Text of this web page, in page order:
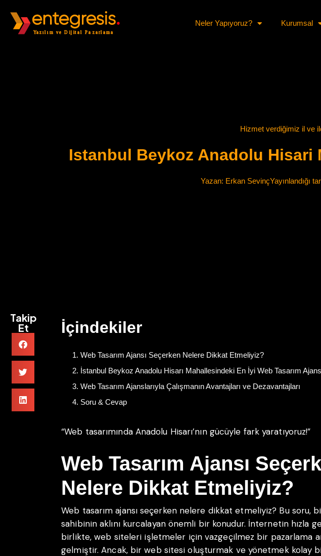
Neler Yapıyoruz? Kurumsal
Hizmet verdiğimiz il ve
Istanbul Beykoz Anadolu Hisari
Yazan: Erkan SevinçYayınlandığı
Takip
Et
İçindekiler
Web Tasarım Ajansı Seçerken Nelere Dikkat Etmeliyiz?
İstanbul Beykoz Anadolu Hisarı Mahallesindeki En İyi Web Tasarım
Web Tasarım Ajanslarıyla Çalışmanın Avantajları ve Dezavantajları
Soru & Cevap
“Web tasarımında Anadolu Hisarı’nın gücüyle fark yaratıyoruz!”
Web Tasarım Ajansı
Nelere Dikkat Etmeliyiz?
Web tasarım ajansı seçerken nelere dikkat etmeliyiz? Bu soru,
sahibinin aklını kurcalayan önemli bir konudur. İnternetin hızla
birlikte, web siteleri işletmeler için vazgeçilmez bir pazarlama
gelmiştir. Ancak, bir web sitesi oluşturmak ve yönetmek kolay